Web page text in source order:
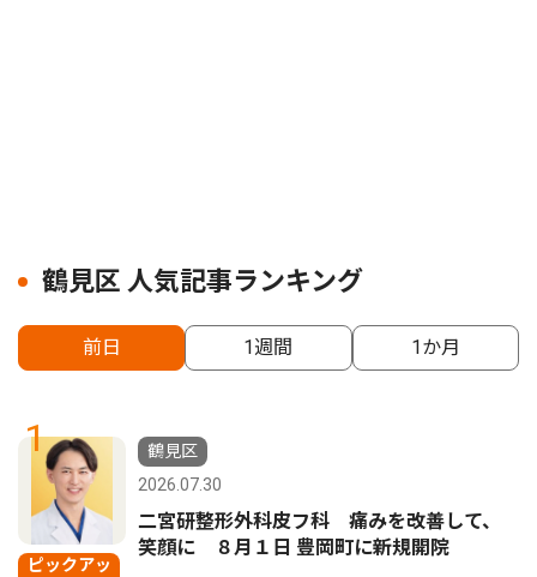
鶴見区 人気記事ランキング
前日 1週間 1か月
1
ピックアッ
鶴見区
2026.07.30
二宮研整形外科皮フ科 痛みを改善して、
笑顔に ８月１日 豊岡町に新規開院